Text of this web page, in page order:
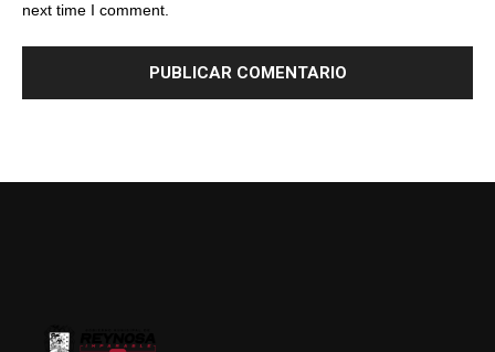
next time I comment.